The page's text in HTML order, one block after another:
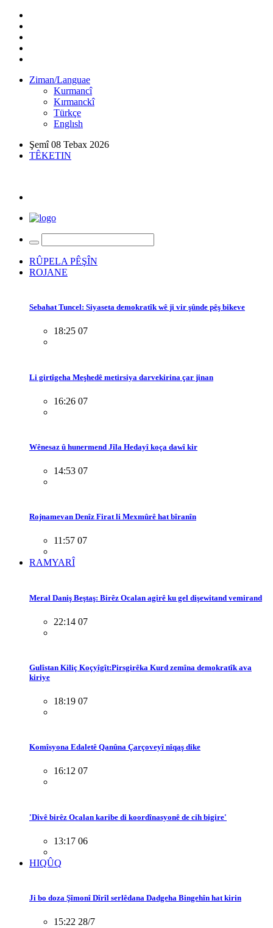
Ziman/Languae
Kurmancî
Kırmanckî
Türkçe
Englısh
Şemî 08 Tebax 2026
TÊKETIN
RÛPELA PÊŞÎN
ROJANE
Sebahat Tuncel: Siyaseta demokratîk wê ji vir şûnde pêş bikeve
18:25 07
Li girtîgeha Meşhedê metirsiya darvekirina çar jinan
16:26 07
Wênesaz û hunermend Jîla Hedayî koça dawî kir
14:53 07
Rojnamevan Denîz Firat li Mexmûrê hat bîranîn
11:57 07
RAMYARÎ
Meral Daniş Beştaş: Birêz Ocalan agirê ku gel dişewitand vemirand
22:14 07
Gulîstan Kiliç Koçyîgît:Pirsgirêka Kurd zemîna demokratîk ava
kiriye
18:19 07
Komîsyona Edaletê Qanûna Çarçoveyî nîqaş dike
16:12 07
'Divê birêz Ocalan karibe di koordînasyonê de cih bigire'
13:17 06
HIQÛQ
Ji bo doza Şîmonî Dîrîl serlêdana Dadgeha Bingehîn hat kirin
15:22 28/7